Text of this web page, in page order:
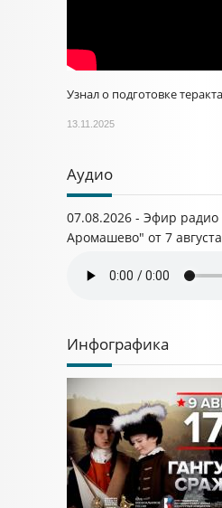
Узнал о подготовке теракта
13.11.2025
Аудио
07.08.2026 - Эфир радио
Аромашево" от 7
Инфографика